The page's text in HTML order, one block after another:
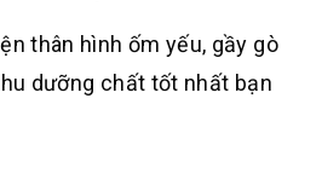
thân hình ốm yếu, gầy gò
dưỡng chất tốt nhất bạn